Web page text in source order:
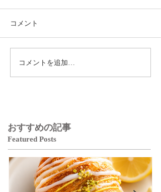
コメント
コメントを追加…
おすすめの記事
Featured Posts